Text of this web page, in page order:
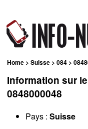
Home >Suisse >084 >
Information sur
0848000048
Pays :Suisse